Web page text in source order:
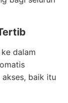
dalam
baik itu